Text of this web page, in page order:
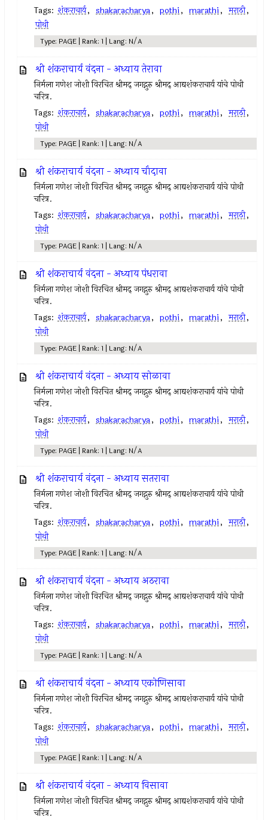
Tags: शंकराचार्य, shakaracharya, pothi, marathi, मराठी,
पोथी
Type: PAGE | Rank: 1 | Lang: N/A
श्री शंकराचार्य वंदना - अध्याय तेरावा
निर्मला गणेश जोशी विरचित श्रीमद् जगद्गुरु श्रीमद् आद्यशंकराचार्य यांचे पोथी
चरित्र.
Tags: शंकराचार्य, shakaracharya, pothi, marathi, मराठी,
पोथी
Type: PAGE | Rank: 1 | Lang: N/A
श्री शंकराचार्य वंदना - अध्याय चौदावा
निर्मला गणेश जोशी विरचित श्रीमद् जगद्गुरु श्रीमद् आद्यशंकराचार्य यांचे पोथी
चरित्र.
Tags: शंकराचार्य, shakaracharya, pothi, marathi, मराठी,
पोथी
Type: PAGE | Rank: 1 | Lang: N/A
श्री शंकराचार्य वंदना - अध्याय पंधरावा
निर्मला गणेश जोशी विरचित श्रीमद् जगद्गुरु श्रीमद् आद्यशंकराचार्य यांचे पोथी
चरित्र.
Tags: शंकराचार्य, shakaracharya, pothi, marathi, मराठी,
पोथी
Type: PAGE | Rank: 1 | Lang: N/A
श्री शंकराचार्य वंदना - अध्याय सोळावा
निर्मला गणेश जोशी विरचित श्रीमद् जगद्गुरु श्रीमद् आद्यशंकराचार्य यांचे पोथी
चरित्र.
Tags: शंकराचार्य, shakaracharya, pothi, marathi, मराठी,
पोथी
Type: PAGE | Rank: 1 | Lang: N/A
श्री शंकराचार्य वंदना - अध्याय सतरावा
निर्मला गणेश जोशी विरचित श्रीमद् जगद्गुरु श्रीमद् आद्यशंकराचार्य यांचे पोथी
चरित्र.
Tags: शंकराचार्य, shakaracharya, pothi, marathi, मराठी,
पोथी
Type: PAGE | Rank: 1 | Lang: N/A
श्री शंकराचार्य वंदना - अध्याय अठरावा
निर्मला गणेश जोशी विरचित श्रीमद् जगद्गुरु श्रीमद् आद्यशंकराचार्य यांचे पोथी
चरित्र.
Tags: शंकराचार्य, shakaracharya, pothi, marathi, मराठी,
पोथी
Type: PAGE | Rank: 1 | Lang: N/A
श्री शंकराचार्य वंदना - अध्याय एकोणिसावा
निर्मला गणेश जोशी विरचित श्रीमद् जगद्गुरु श्रीमद् आद्यशंकराचार्य यांचे पोथी
चरित्र.
Tags: शंकराचार्य, shakaracharya, pothi, marathi, मराठी,
पोथी
Type: PAGE | Rank: 1 | Lang: N/A
श्री शंकराचार्य वंदना - अध्याय विसावा
निर्मला गणेश जोशी विरचित श्रीमद् जगद्गुरु श्रीमद् आद्यशंकराचार्य यांचे पोथी
चरित्र.